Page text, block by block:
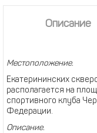
Описание
Местоположение.
Екатерининских
располагается на
спортивного клуба
Федерации.
Описание.